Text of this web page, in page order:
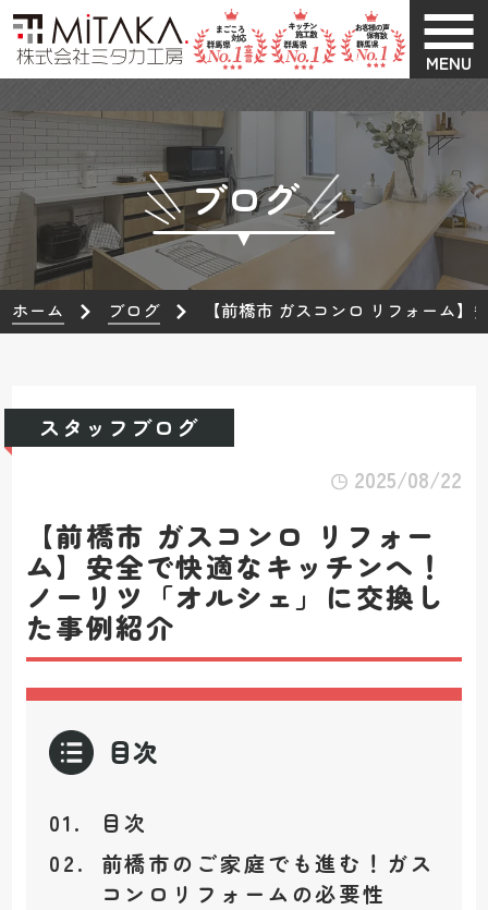
MENU
ブログ
ホーム ブログ 【前橋市 ガスコンロ リフォーム
スタッフブログ
2025/08/22
【前橋市 ガスコンロ リフォー
ム】安全で快適なキッチンへ！
ノーリツ「オルシェ」に交換し
た事例紹介
目次
目次
前橋市のご家庭でも進む！ガス
コンロリフォームの必要性